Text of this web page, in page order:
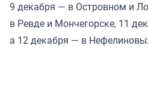
9 декабря — в Островном и
в Ревде и Мончегорске, 11
а 12 декабря — в